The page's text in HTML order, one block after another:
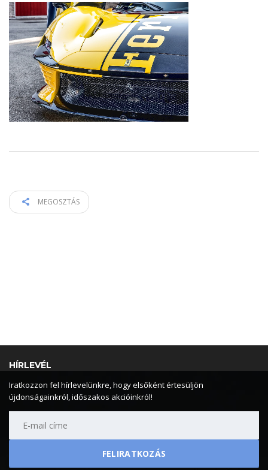
MEGOSZTÁS
HÍRLEVÉL
Iratkozzon fel hírlevelünkre, hogy elsőként értesüljön
újdonságainkról, időszakos akcióinkról!